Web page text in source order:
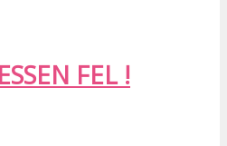
FEL !